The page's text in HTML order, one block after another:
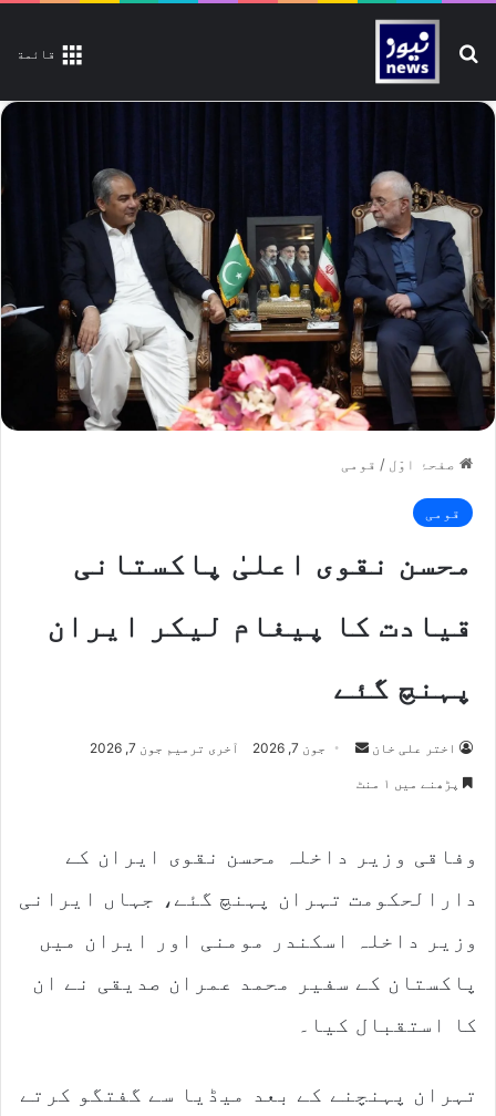
قائمة تلاش کیجیے
صفحۂ اوّل / قومی
قومی
محسن نقوی اعلیٰ پاکستانی
قیادت کا پیغام لیکر ایران
پہنچ گئے
اختر علی خان
Send جون 7, 2026 آخری ترمیم جون 7, 2026
پڑھنے میں ۱ منٹ
وفاقی وزیر داخلہ محسن نقوی ایران کے
دارالحکومت تہران پہنچ گئے، جہاں ایرانی
وزیر داخلہ اسکندر مومنی اور ایران میں
پاکستان کے سفیر محمد عمران صدیقی نے ان
کا استقبال کیا۔
تہران پہنچنے کے بعد میڈیا سے گفتگو کرتے